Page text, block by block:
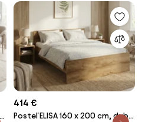
414 €
Posteľ ELISA 160 x 200 cm, dub